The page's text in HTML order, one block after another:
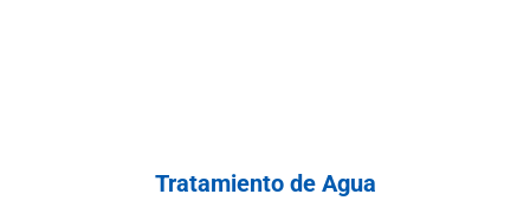
Tratamiento de Agua